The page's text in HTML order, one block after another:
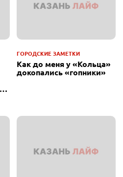
ГОРОДСКИЕ ЗАМЕТКИ
Как до меня у «Кольца»
докопались «гопники»